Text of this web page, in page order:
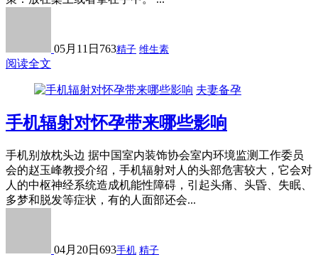
05月11日 763精子 维生素
阅读全文
夫妻备孕
手机辐射对怀孕带来哪些影响
手机别放枕头边 据中国室内装饰协会室内环境监测工作委员
会的赵玉峰教授介绍，手机辐射对人的头部危害较大，它会对
人的中枢神经系统造成机能性障碍，引起头痛、头昏、失眠、
多梦和脱发等症状，有的人面部还会...
04月20日 693手机 精子